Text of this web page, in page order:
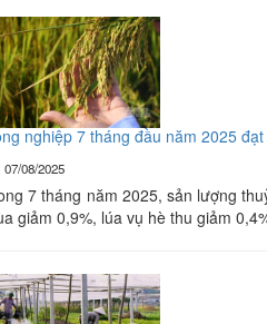
nghiệp 7 tháng đầu năm 2025
08/2025
7 tháng năm 2025, sản lượng
giảm 0,9%, lúa vụ hè thu giảm